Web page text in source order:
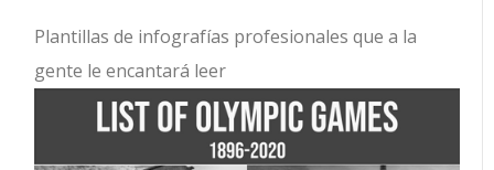
Plantillas de infografías profesionales que a la
gente le encantará leer